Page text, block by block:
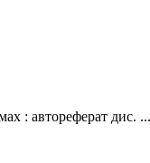
: автореферат дис.